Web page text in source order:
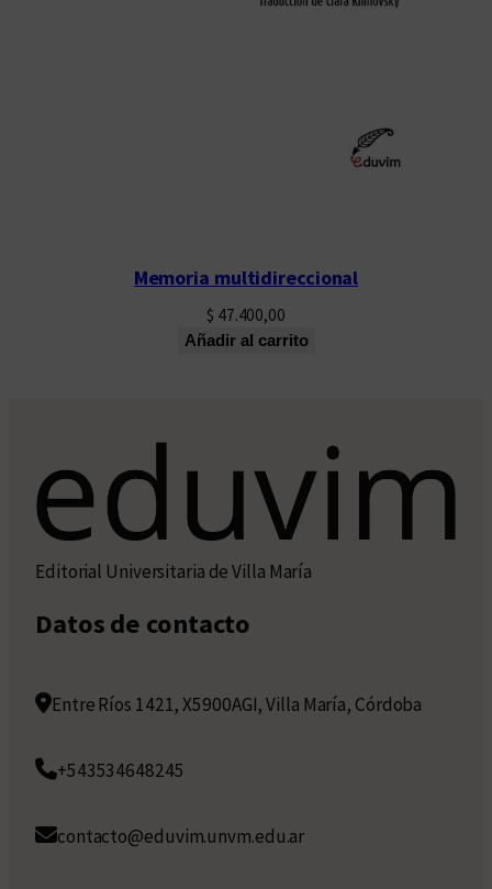
Memoria multidireccional
$ 47.400,00
Añadir al carrito
Editorial Universitaria de Villa María
Datos de contacto
Entre Ríos 1421, X5900AGI, Villa María, Córdoba
+543534648245
contacto@eduvim.unvm.edu.ar